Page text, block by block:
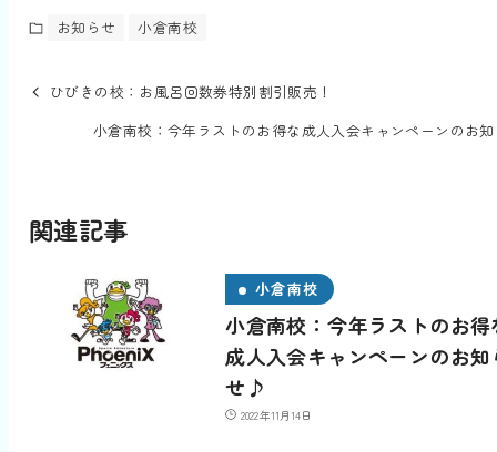
お知らせ 小倉南校
ひびきの校：お風呂回数券特別割引販売！
小倉南校：今年ラストのお得な成人入会キャンペーンのお
関連記事
小倉南校
小倉南校：今年ラストのお得
成人入会キャンペーンのお知
せ♪
2022年11月14日